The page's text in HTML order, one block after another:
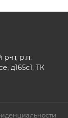
р-н, р.п.
д165с1, ТК